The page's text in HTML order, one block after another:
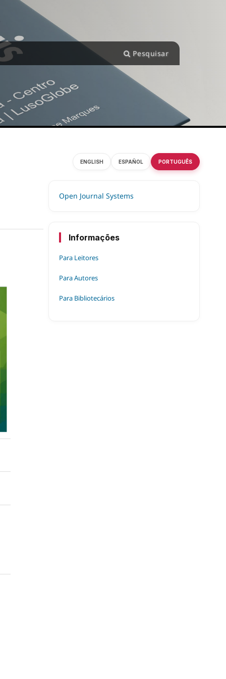
Pesquisar
Open Journal Systems
ENGLISH ESPAÑOL PORTUGUÊS
Informações
Para Leitores
Para Autores
Para Bibliotecários